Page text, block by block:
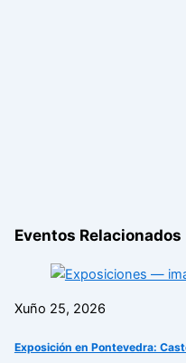
Eventos Relacionados
Xuño 25, 2026
Exposición en Pontevedra: